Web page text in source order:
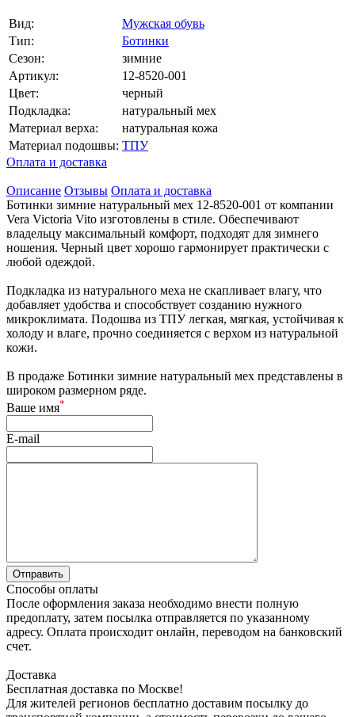
Вид:
Мужская обувь
Тип:
Ботинки
Сезон:
зимние
Артикул:
12-8520-001
Цвет:
черный
Подкладка:
натуральный мех
Материал верха:
натуральная кожа
Материал подошвы: ТПУ
Оплата и доставка
Описание Отзывы Оплата и доставка
Ботинки зимние натуральный мех 12-8520-001 от компании
Vera Victoria Vito изготовлены в стиле. Обеспечивают
владельцу максимальный комфорт, подходят для зимнего
ношения. Черный цвет хорошо гармонирует практически с
любой одеждой.
Подкладка из натурального меха не скапливает влагу, что
добавляет удобства и способствует созданию нужного
микроклимата. Подошва из ТПУ легкая, мягкая, устойчивая к
холоду и влаге, прочно соединяется с верхом из натуральной
кожи.
В продаже Ботинки зимние натуральный мех представлены в
широком размерном ряде.
Ваше имя*
E-mail
Способы оплаты
После оформления заказа необходимо внести полную
предоплату, затем посылка отправляется по указанному
адресу. Оплата происходит онлайн, переводом на банковский
счет.
Доставка
Бесплатная доставка по Москве!
Для жителей регионов бесплатно доставим посылку до